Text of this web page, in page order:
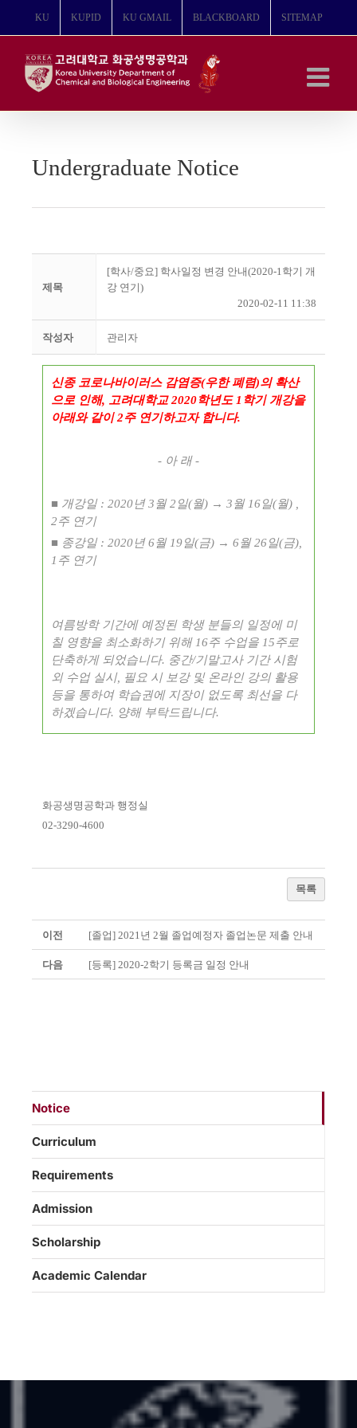
뛰
KU KUPID KU GMAIL BLACKBOARD SITEMAP
Undergraduate Notice
제목
[학사/중요] 학사일정 변경 안내(2020-1학기 개
강 연기)
2020-02-11 11:38
작성자 관리자
신종 코로나바이러스 감염증(우한 폐렴)의 확산
으로 인해, 고려대학교2020학년도1 학기 개강을
아래와 같이2주 연기하고자 합니다.
- 아 래-
■ 개강일 : 2020년3월2 일(월) → 3월 16일(월) ,
2주 연기
■ 종강일 : 2020년6월 19일(금) → 6월26일(금),
1 주 연기
여름방학 기간에 예정된 학생 분들의 일정에 미
칠 영향을 최소화하기 위해 16주 수업을 15주로
단축하게 되었습니다. 중간/기말고사 기간 시험
외 수업 실시, 필요 시 보강 및 온라인 강의 활용
등을 통하여 학습권에 지장이 없도록 최선을 다
하겠습니다. 양해 부탁드립니다.
화공생명공학과 행정실
02-3290-4600
목록
이전 [졸업] 2021년 2월 졸업예정자 졸업논문 제출 안내
다음 [등록] 2020-2학기 등록금 일정 안내
Notice
Curriculum
Requirements
Admission
Scholarship
Academic Calendar